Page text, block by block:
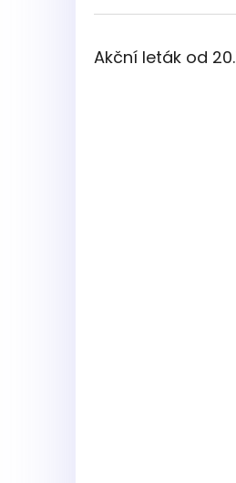
Akční leták od